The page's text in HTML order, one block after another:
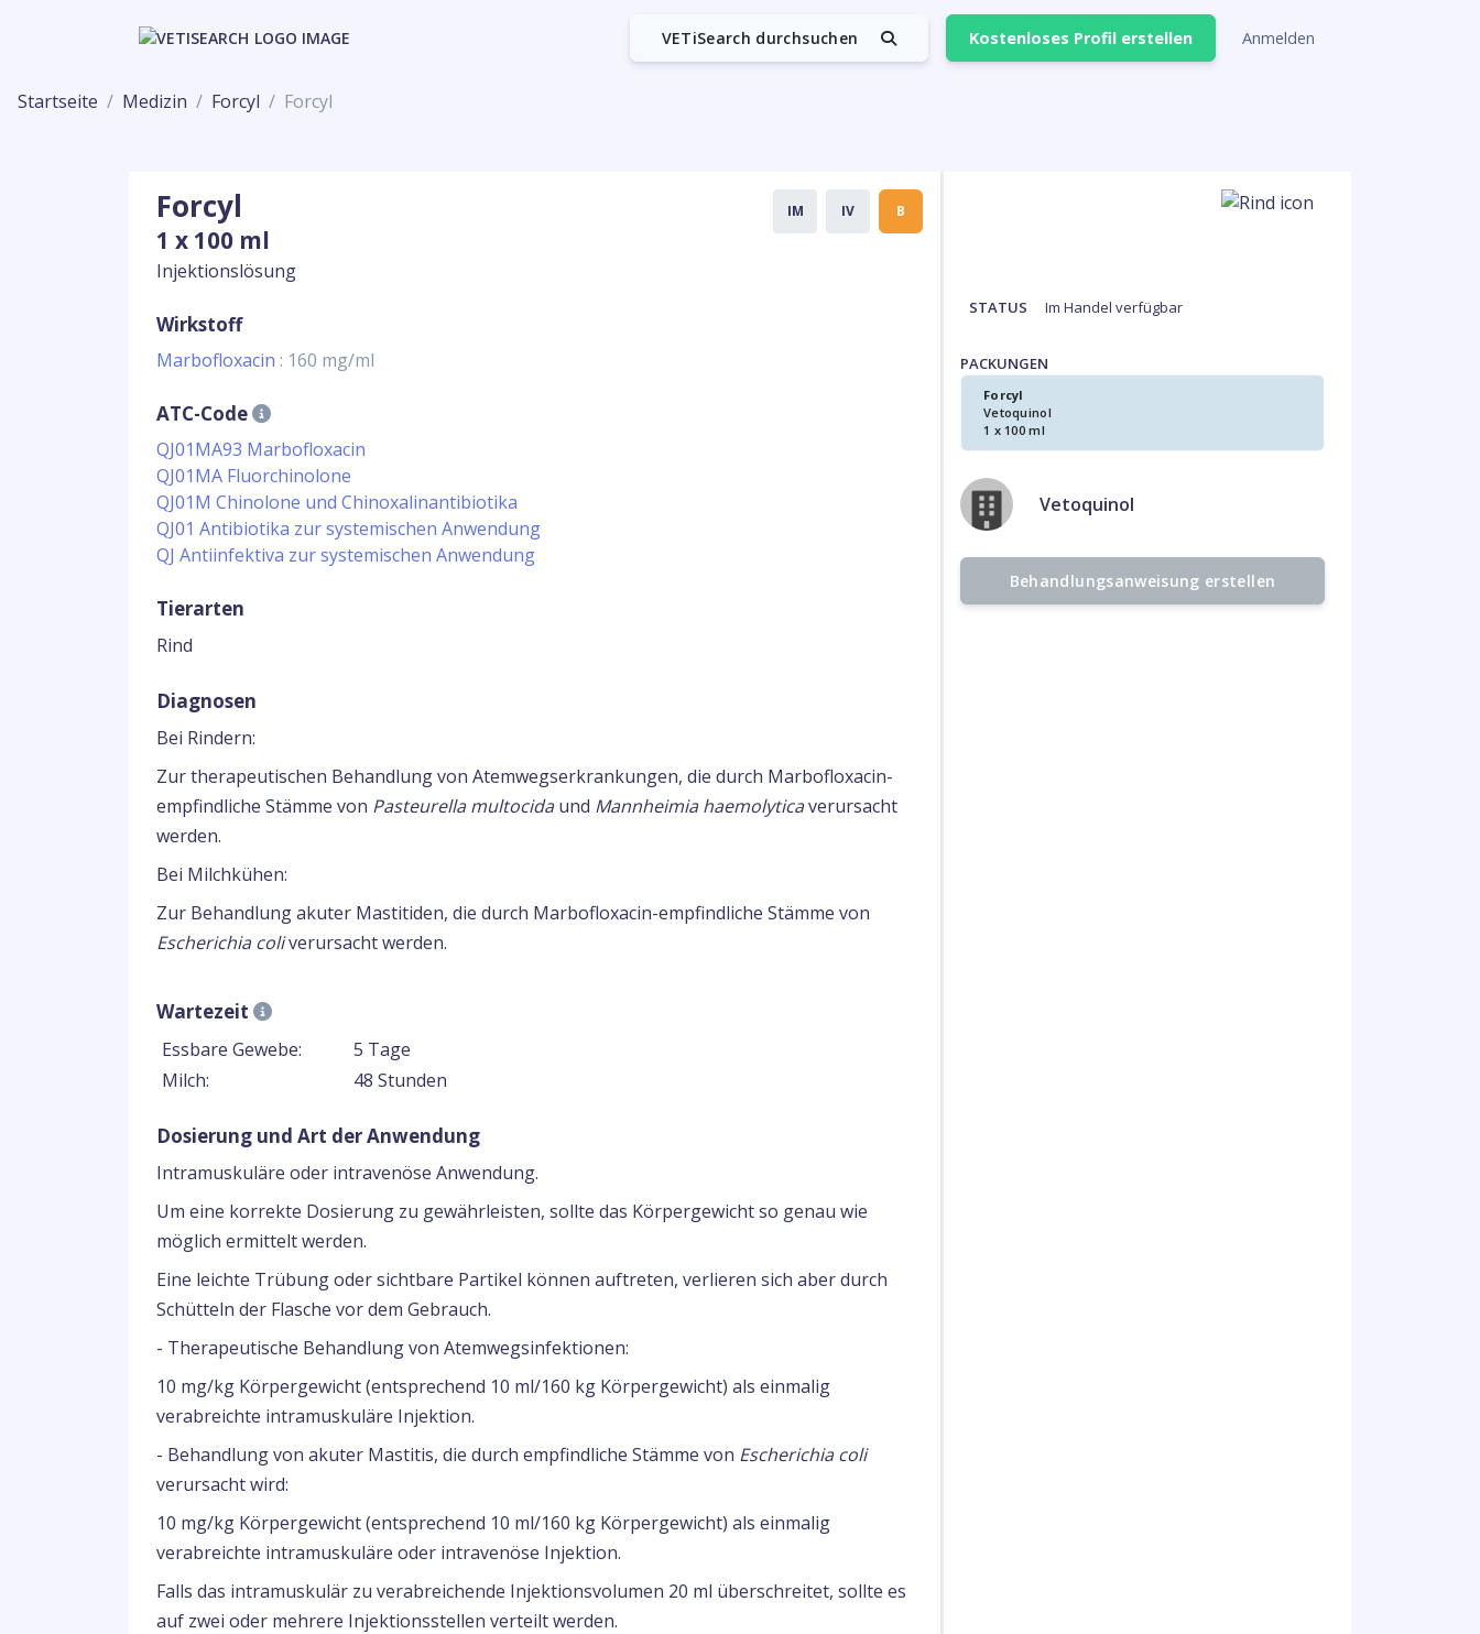
VETiSearch durchsuchen Kostenloses Profil erstellen Anmelden
Startseite Medizin Forcyl Forcyl
Forcyl
1 x 100 ml
Injektionslösung
IM IV B
Wirkstoff
Marbofloxacin : 160 mg/ml
ATC-Code
QJ01MA93 Marbofloxacin
QJ01MA Fluorchinolone
QJ01M Chinolone und Chinoxalinantibiotika
QJ01 Antibiotika zur systemischen Anwendung
QJ Antiinfektiva zur systemischen Anwendung
Tierarten
Rind
Diagnosen
Bei Rindern:
Zur therapeutischen Behandlung von Atemwegserkrankungen, die durch Marbofloxacin-
empfindliche Stämme von Pasteurella multocidaund Mannheimia haemolyticaverursacht
werden.
Bei Milchkühen:
Zur Behandlung akuter Mastitiden, die durch Marbofloxacin-empfindliche Stämme von
Escherichia coliverursacht werden.
Wartezeit
Essbare Gewebe:
5 Tage
Milch:
48 Stunden
Dosierung und Art der Anwendung
Intramuskuläre oder intravenöse Anwendung.
Um eine korrekte Dosierung zu gewährleisten, sollte das Körpergewicht so genau wie
möglich ermittelt werden.
Eine leichte Trübung oder sichtbare Partikel können auftreten, verlieren sich aber durch
Schütteln der Flasche vor dem Gebrauch.
- Therapeutische Behandlung von Atemwegsinfektionen:
10 mg/kg Körpergewicht (entsprechend 10 ml/160 kg Körpergewicht) als einmalig
verabreichte intramuskuläre Injektion.
- Behandlung von akuter Mastitis, die durch empfindliche Stämme von Escherichia coli
verursacht wird:
10 mg/kg Körpergewicht (entsprechend 10 ml/160 kg Körpergewicht) als einmalig
verabreichte intramuskuläre oder intravenöse Injektion.
Falls das intramuskulär zu verabreichende Injektionsvolumen 20 ml überschreitet, sollte es
auf zwei oder mehrere Injektionsstellen verteilt werden.
STATUS Im Handel verfügbar
PACKUNGEN
Forcyl
Vetoquinol
1 x 100 ml
Vetoquinol
Behandlungsanweisung erstellen